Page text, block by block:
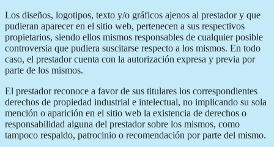
Los diseños, logotipos, texto y/o gráficos ajenos al prestador y que
pudieran aparecer en el sitio web, pertenecen a sus respectivos
propietarios, siendo ellos mismos responsables de cualquier posible
controversia que pudiera suscitarse respecto a los mismos. En todo
caso, el prestador cuenta con la autorización expresa y previa por
parte de los mismos.
El prestador reconoce a favor de sus titulares los correspondientes
derechos de propiedad industrial e intelectual, no implicando su sola
mención o aparición en el sitio web la existencia de derechos o
responsabilidad alguna del prestador sobre los mismos, como
tampoco respaldo, patrocinio o recomendación por parte del mismo.